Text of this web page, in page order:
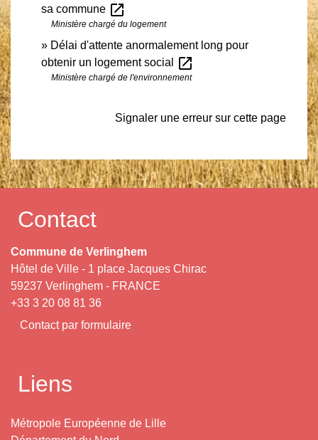
sa commune open_in_new
Ministère chargé du logement
Délai d'attente anormalement long pour
obtenir un logement social
open_in_new
Ministère chargé de l'environnement
Signaler une erreur sur cette page
Contact
Commune de Verlinghem
Hôtel de Ville - 1 place Jacques Chirac
59237 Verlinghem - FRANCE
+33 3 20 08 81 36
Contact par formulaire
Liens
Métropole Européenne de Lille